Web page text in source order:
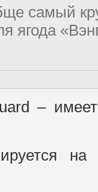
самый
ягода
–
на